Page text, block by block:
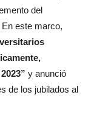
del
este marco,
y anunció
de los jubilados al